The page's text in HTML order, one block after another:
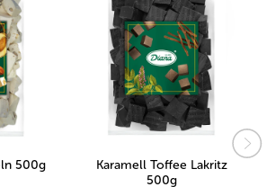
500g
Karamell Toffee Lakritz
500g